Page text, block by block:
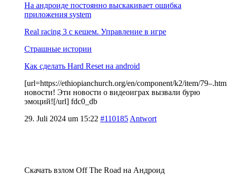
На андроиде постоянно выскакивает ошибка
приложения system
Real racing 3 c кешем. Управление в игре
Страшные истории
Как сделать Hard Reset на android
[url=https://ethiopianchurch.org/en/component/k2/item/
новости! Эти новости о видеоиграх вызвали бурю
эмоций![/url] fdc0_db
29. Juli 2024 um 15:22 #110185 Antwort
Скачать взлом Off The Road на Андроид